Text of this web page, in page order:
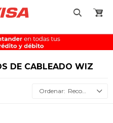
DE CABLEADO WIZ
Recomendados